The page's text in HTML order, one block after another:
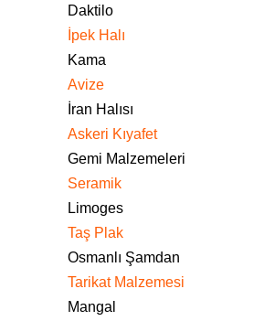
Daktilo
İpek Halı
Kama
Avize
İran Halısı
Askeri Kıyafet
Gemi Malzemeleri
Seramik
Limoges
Taş Plak
Osmanlı Şamdan
Tarikat Malzemesi
Mangal